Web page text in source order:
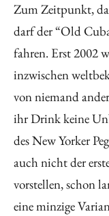
Zum Zeitpunkt,
darf der “Old
fahren. Erst 2002
inzwischen
von niemand
ihr Drink keine
des New Yorker
auch nicht der
vorstellen, schon
eine minzige